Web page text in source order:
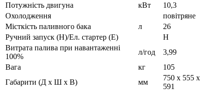
Потужність двигуна
кВт
10,3
Охолодження
повітряне
Місткість паливного бака
л
26
Ручний запуск (Н)/Ел. стартер (Е)
H
Витрата палива при навантаженні
100%
л/год
3,99
Вага
кг
105
Габарити (Д х Ш х В)
мм
750 x 555 x
591